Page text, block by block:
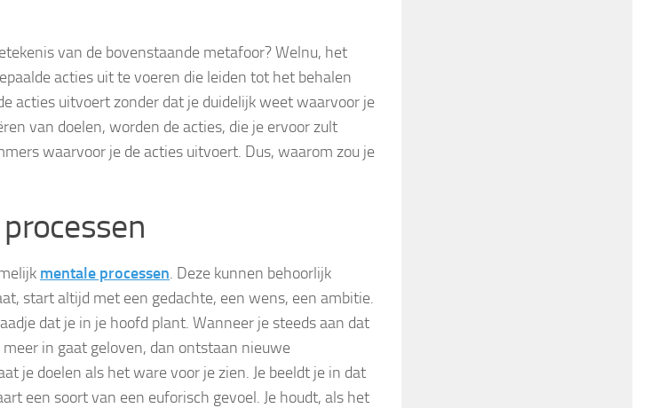
van de bovenstaande metafoor? Welnu, het
acties uit te voeren die leiden tot het behalen
acties uitvoert zonder dat je duidelijk weet waarvoor je
van doelen, worden de acties, die je ervoor zult
waarvoor je de acties uitvoert. Dus, waarom zou je
mentale processen. Deze kunnen behoorlijk
start altijd met een gedachte, een wens, een ambitie.
dat je in je hoofd plant. Wanneer je steeds aan dat
in gaat geloven, dan ontstaan nieuwe
je doelen als het ware voor je zien. Je beeldt je in dat
een soort van een euforisch gevoel. Je houdt, als het